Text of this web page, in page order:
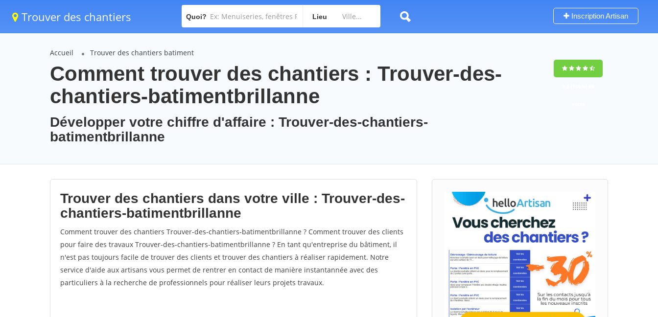
Trouver des chantiers Quoi? Lieu Inscription Artisan
Accueil Trouver des chantiers batiment
Comment trouver des chantiers : Trouver-des-
chantiers-batimentbrillanne
Développer votre chiffre d'affaire : Trouver-des-chantiers-
batimentbrillanne
Trouver des chantiers dans votre ville : Trouver-des-
chantiers-batimentbrillanne
Comment trouver des chantiers Trouver-des-chantiers-batimentbrillanne ? Comment trouver des clients
pour faire des travaux Trouver-des-chantiers-batimentbrillanne ? En tant qu'entreprise du bâtiment, il
n'est pas toujours facile de trouver des clients et trouver des chantiers à réaliser rapidement. Notre
service d'aide aux artisans vous permet de rentrer en contact de manière instantannée avec des
particuliers à la recherche de professionnels pour réaliser leurs projets travaux.